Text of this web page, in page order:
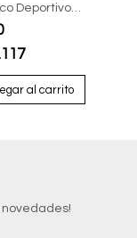
Deportivo
novedades!